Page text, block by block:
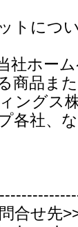
トにつ
社ホー
商品ま
ングス
各社、
合せ先